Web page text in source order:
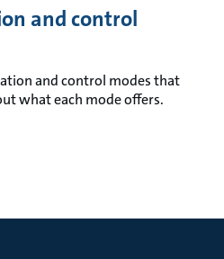
and control
and control modes that
what each mode offers.